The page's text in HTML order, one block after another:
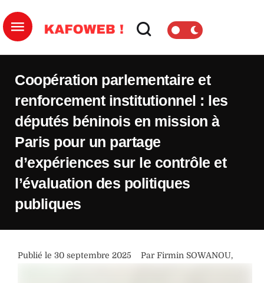
Coopération parlementaire et
renforcement institutionnel : les
députés béninois en mission à
Paris pour un partage
d’expériences sur le contrôle et
l’évaluation des politiques
publiques
Publié le 30 septembre 2025 Par Firmin SOWANOU,